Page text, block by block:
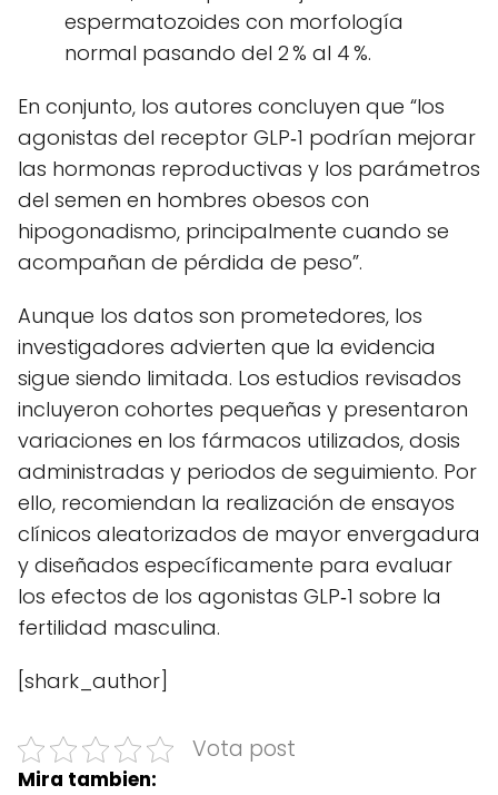
espermatozoides con morfología
normal pasando del 2 % al 4 %.
En conjunto, los autores concluyen que “los
agonistas del receptor GLP‑1 podrían mejorar
las hormonas reproductivas y los parámetros
del semen en hombres obesos con
hipogonadismo, principalmente cuando se
acompañan de pérdida de peso”.
Aunque los datos son prometedores, los
investigadores advierten que la evidencia
sigue siendo limitada. Los estudios revisados
incluyeron cohortes pequeñas y presentaron
variaciones en los fármacos utilizados, dosis
administradas y periodos de seguimiento. Por
ello, recomiendan la realización de ensayos
clínicos aleatorizados de mayor envergadura
y diseñados específicamente para evaluar
los efectos de los agonistas GLP‑1 sobre la
fertilidad masculina.
[shark_author]
Vota post
Mira tambien: